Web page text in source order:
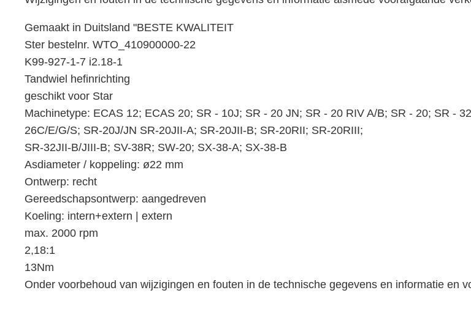
Gemaakt in Duitsland "BESTE KWALITEIT
Ster bestelnr. WTO_410900000-22
K99-927-1-7 i2.18-1
Tandwiel hefinrichting
geschikt voor Star
Machinetype: ECAS 12; ECAS 20; SR - 10J; SR - 20 JN; SR - 20 RIV A/B; SR - 20; SR -
26C/E/G/S; SR-20J/JN SR-20JII-A; SR-20JII-B; SR-20RII; SR-20RIII;
SR-32JII-B/JIII-B; SV-38R; SW-20; SX-38-A; SX-38-B
Asdiameter / koppeling: ø22 mm
Ontwerp: recht
Gereedschapsontwerp: aangedreven
Koeling: intern+extern | extern
max. 2000 rpm
2,18:1
13Nm
Onder voorbehoud van wijzigingen en fouten in de technische gegevens en informatie en